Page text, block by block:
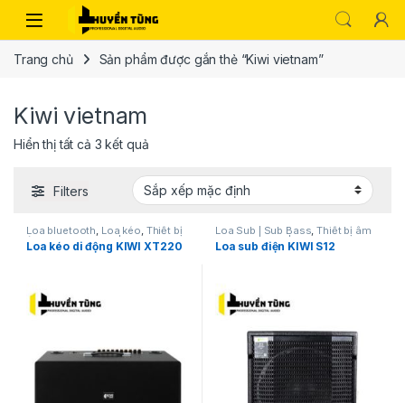
Trang chủ Sản phẩm được gắn thẻ “Kiwi vietnam”
Kiwi vietnam
Hiển thị tất cả 3 kết quả
Filters
Loa bluetooth Loa kéo Thiết bị
âm thanh karaoke | KTV
Loa kéo di động KIWI XT220
Loa Sub | Sub Bass ,Thiết bị âm
thanh karaoke | KTV
Loa sub điện KIWI S12